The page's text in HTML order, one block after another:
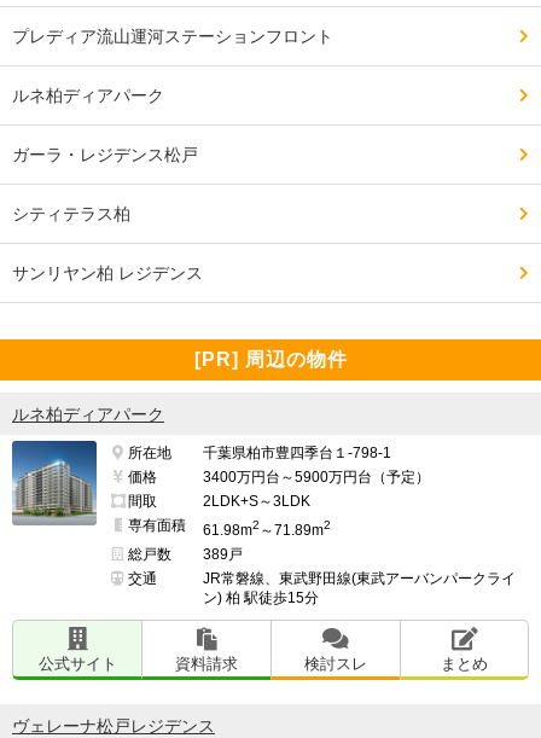
プレディア流山運河ステーションフロント
ルネ柏ディアパーク
ガーラ・レジデンス松戸
シティテラス柏
サンリヤン柏 レジデンス
[PR] 周辺の物件
ルネ柏ディアパーク
所在地
千葉県柏市豊四季台１-798-1
価格
3400万円台～5900万円台（予定）
間取
2LDK+S～3LDK
専有面積
61.98m2 ～71.89m2
総戸数
389戸
交通
JR常磐線、東武野田線(東武アーバンパークライ
ン) 柏 駅徒歩15分
公式サイト 資料請求 検討スレ まとめ
ヴェレーナ松戸レジデンス